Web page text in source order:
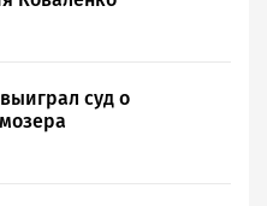
суд о